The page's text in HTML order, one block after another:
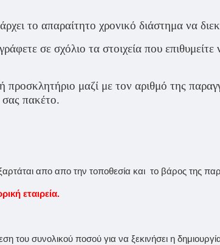
το απαραίτητο χρονικό διάστημα να
σε σχόλιο τα στοιχεία που
μαζί με τον αριθμό της
πακέτο.
απο απο την τοποθεσία και το βάρος της
εταιρεία.
του συνολικού ποσού για να ξεκινήσει η